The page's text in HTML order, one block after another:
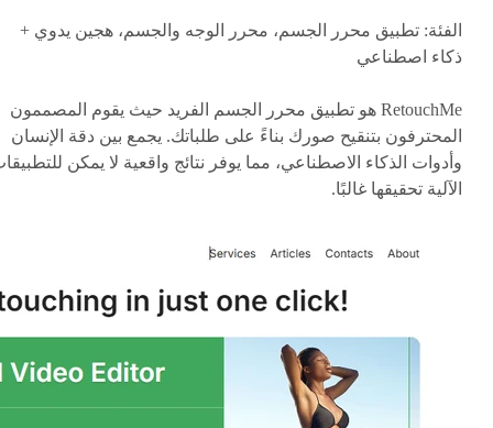
الفئة: تطبيق محرر الجسم، محرر الوجه والجسم، هجين يدوي +
ذكاء اصطناعي
RetouchMe هو تطبيق محرر الجسم الفريد حيث يقوم المصممون
المحترفون بتنقيح صورك بناءً على طلباتك. يجمع بين دقة الإنسان
وأدوات الذكاء الاصطناعي، مما يوفر نتائج واقعية لا يمكن
الآلية تحقيقها غالبًا.